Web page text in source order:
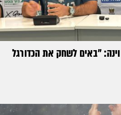
״באים לשחק את הכדורגל